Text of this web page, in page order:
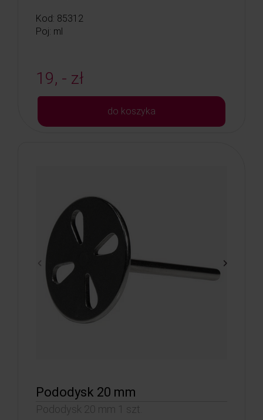
Kod: 85312
Poj: ml
19, - zł
do koszyka
Pododysk 20 mm
Pododysk 20 mm 1 szt.